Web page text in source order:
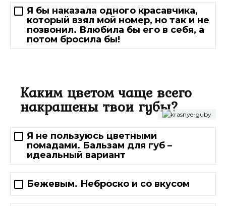
Я бы наказала одного красавчика,
который взял мой номер, но так и не
позвонил. Влюбила бы его в себя, а
потом бросила бы!
Каким цветом чаще всего
накрашены твои губы?
Я не пользуюсь цветными
помадами. Бальзам для губ –
идеальный вариант
Бежевым. Неброско и со вкусом